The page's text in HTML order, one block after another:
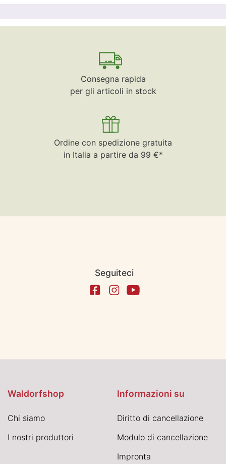
Consegna rapida
per gli articoli in stock
Ordine con spedizione gratuita
in Italia a partire da 99 €*
Seguiteci
Waldorfshop
Chi siamo
I nostri produttori
Informazioni su
Diritto di cancellazione
Modulo di cancellazione
Impronta